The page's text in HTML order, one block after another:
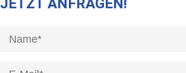
JETZT ANFRAGEN!